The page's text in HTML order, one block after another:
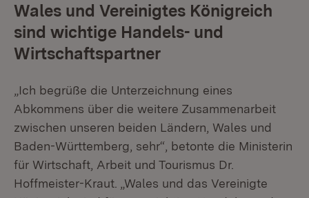
Wales und Vereinigtes Königreich
sind wichtige Handels- und
Wirtschaftspartner
„Ich begrüße die Unterzeichnung eines
Abkommens über die weitere Zusammenarbeit
zwischen unseren beiden Ländern, Wales und
Baden-Württemberg, sehr“, betonte die Ministerin
für Wirtschaft, Arbeit und Tourismus Dr.
Hoffmeister-Kraut. „Wales und das Vereinigte